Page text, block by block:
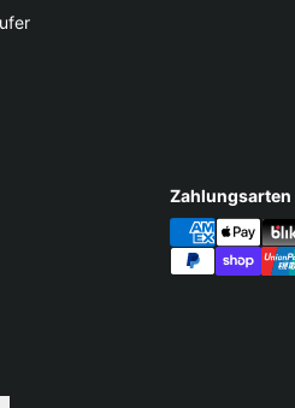
Zahlungsarten